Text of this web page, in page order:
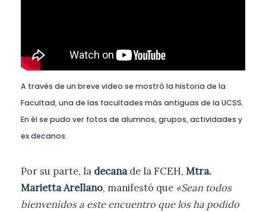
A través de un breve video se mostró la historia de la
Facultad, una de las facultades más antiguas de la UCSS.
En él se pudo ver fotos de alumnos, grupos, actividades y
ex decanos.
Por su parte, la decanade la FCEH, Mtra.
Marietta Arellano, manifestó que «Sean todos
bienvenidos a este encuentro que los ha podido